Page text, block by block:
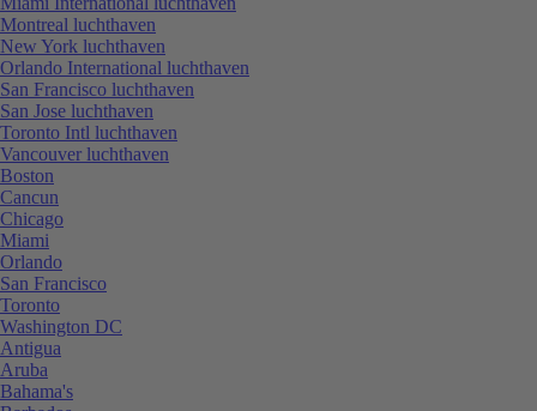
Montreal luchthaven
New York luchthaven
Orlando International luchthaven
San Francisco luchthaven
San Jose luchthaven
Toronto Intl luchthaven
Vancouver luchthaven
Boston
Cancun
Chicago
Miami
Orlando
San Francisco
Toronto
Washington DC
Antigua
Aruba
Bahama's